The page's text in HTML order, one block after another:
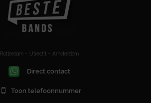
Rotterdam – Utrecht – Amsterdam
Direct contact
Toon telefoonnummer